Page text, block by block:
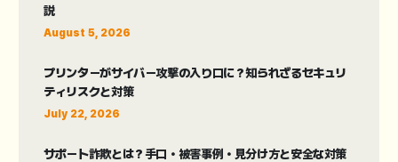
説
August 5, 2026
プリンターがサイバー攻撃の入り口に？知られざるセキュリ
ティリスクと対策
July 22, 2026
サポート詐欺とは？手口・被害事例・見分け方と安全な対策